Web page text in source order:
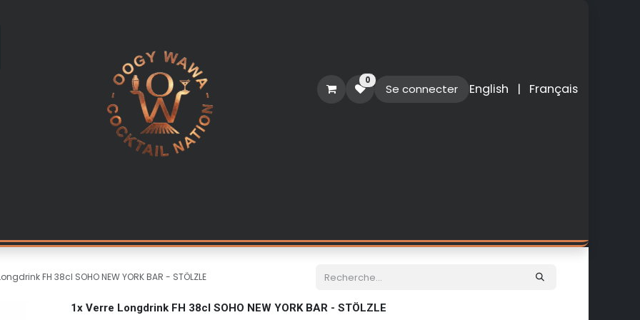
0
Se connecter English | Français
FH 38cl SOHO NEW YORK BAR - STÖLZLE
1x Verre Longdrink FH 38cl SOHO NEW YORK BAR - STÖLZLE